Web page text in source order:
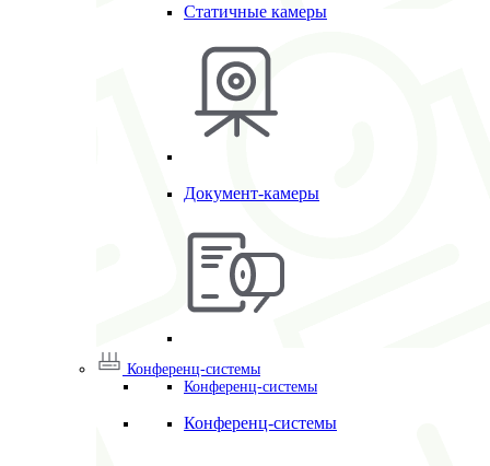
Статичные камеры
Документ-камеры
Конференц-системы
Конференц-системы
Конференц-системы